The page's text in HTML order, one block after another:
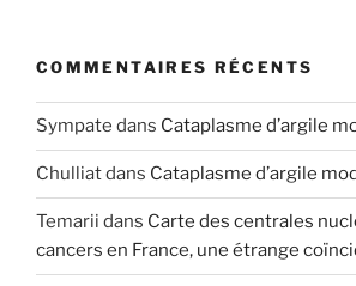
COMMENTAIRES RÉCENTS
Sympate dans Cataplasme d’argile
Chulliatdans Cataplasme d’argile
Temarii dans Carte des centrales
cancers en France, une étrange